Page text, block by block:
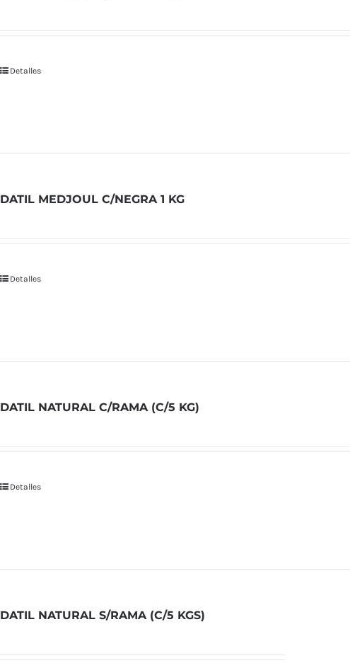
Detalles
DATIL MEDJOUL C/NEGRA 1 KG
Detalles
DATIL NATURAL C/RAMA (C/5 KG)
Detalles
DATIL NATURAL S/RAMA (C/5 KGS)